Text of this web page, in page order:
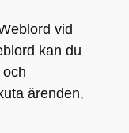
vid
kan du
ärenden,